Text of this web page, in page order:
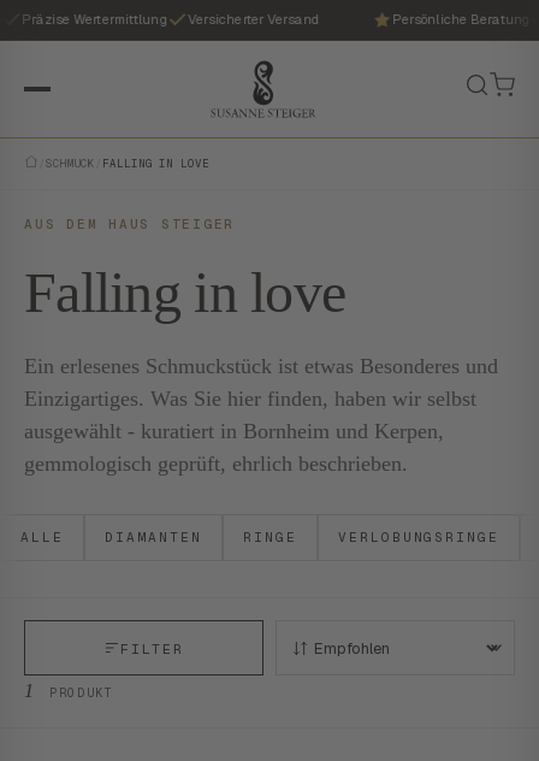
Präzise Wertermittlung Versicherter Versand Persönliche Beratung
SCHMUCK FALLING IN LOVE
AUS DEM HAUS STEIGER
Falling in love
Ein erlesenes Schmuckstück ist etwas Besonderes und
Einzigartiges. Was Sie hier finden, haben wir selbst
ausgewählt - kuratiert in Bornheim und Kerpen,
gemmologisch geprüft, ehrlich beschrieben.
ALLE DIAMANTEN RINGE VERLOBUNGSRINGE
1 PRODUKT
FILTER SORTIEREN: